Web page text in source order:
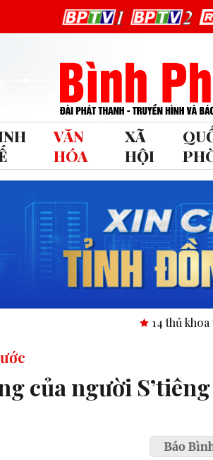
VĂN
HÓA
XÃ
HỘI
14 thủ khoa vào 2 trường
của người S’tiêng